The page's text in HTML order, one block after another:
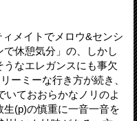
メイトでメロウ&センシ
休憩気分」の、しかし
なエレガンスにも事欠
ーミーな行き方が続き、
いておおらかなノリのよ
(p)の慎重に一音一音を